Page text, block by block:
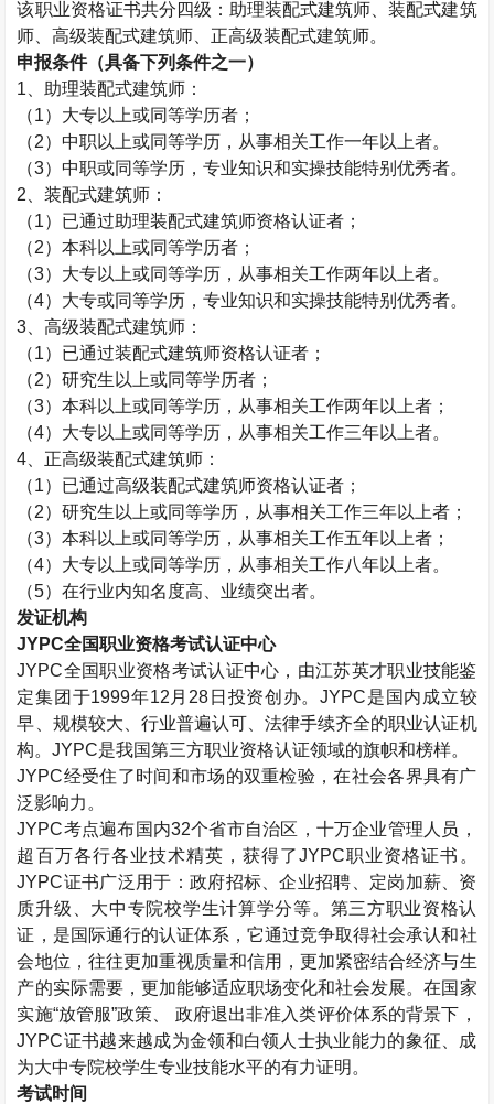
该职业资格证书共分四级：助理装配式建筑师 、装配式建筑
师 、高级装配式建筑师 、正高级装配式建筑师。
申报条件（具备下列条件之一）
1、助理装配式建筑师 ：
（1）大专以上或同等学历者；
（2）中职以上或同等学历，从事相关工作一年以上者。
（3）中职或同等学历，专业知识和实操技能特别优秀者。
2、装配式建筑师 ：
（1）已通过助理装配式建筑师资格认证者；
（2）本科以上或同等学历者；
（3）大专以上或同等学历，从事相关工作两年以上者。
（4）大专或同等学历，专业知识和实操技能特别优秀者。
3、高级装配式建筑师 ：
（1）已通过装配式建筑师资格认证者；
（2）研究生以上或同等学历者；
（3）本科以上或同等学历，从事相关工作两年以上者；
（4）大专以上或同等学历，从事相关工作三年以上者。
4、正高级装配式建筑师 ：
（1）已通过高级装配式建筑师资格认证者；
（2）研究生以上或同等学历，从事相关工作三年以上者；
（3）本科以上或同等学历，从事相关工作五年以上者；
（4）大专以上或同等学历，从事相关工作八年以上者。
（5）在行业内知名度高、业绩突出者。
发证机构
JYPC全国职业资格考试认证中心
JYPC全国职业资格考试认证中心，由江苏英才职业技能鉴
定集团于1999年12月28日投资创办。JYPC是国内成立较
早、规模较大、行业普遍认可、法律手续齐全的职业认证机
构。JYPC是我国第三方职业资格认证领域的旗帜和榜样。
JYPC经受住了时间和市场的双重检验，在社会各界具有广
泛影响力。
JYPC考点遍布国内32个省市自治区，十万企业管理人员，
超百万各行各业技术精英，获得了JYPC职业资格证书。
JYPC证书广泛用于：政府招标、企业招聘、定岗加薪、资
质升级、大中专院校学生计算学分等。第三方职业资格认
证，是国际通行的认证体系，它通过竞争取得社会承认和社
会地位，往往更加重视质量和信用，更加紧密结合经济与生
产的实际需要，更加能够适应职场变化和社会发展。在国家
实施“放管服”政策、 政府退出非准入类评价体系的背景下，
JYPC证书越来越成为金领和白领人士执业能力的象征、成
为大中专院校学生专业技能水平的有力证明。
考试时间